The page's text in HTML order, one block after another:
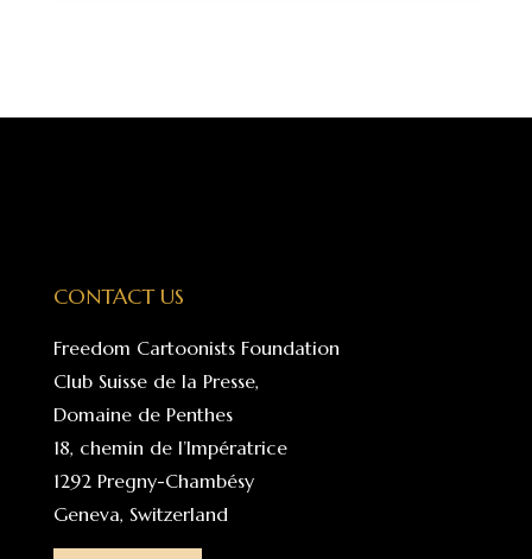
CONTACT US
Freedom Cartoonists Foundation
Club Suisse de la Presse,
Domaine de Penthes
18, chemin de l’Impératrice
1292 Pregny-Chambésy
Geneva, Switzerland